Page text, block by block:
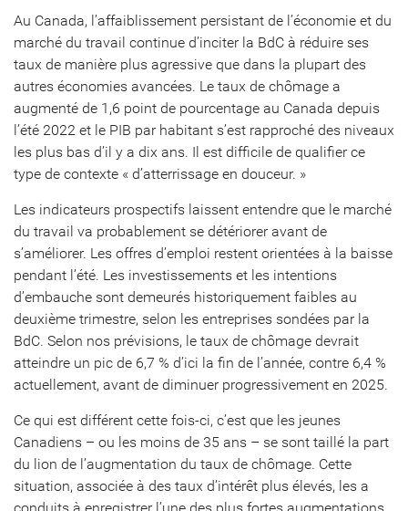
Au Canada, l’affaiblissement persistant de l’économie et du
marché du travail continue d’inciter la BdC à réduire ses
taux de manière plus agressive que dans la plupart des
autres économies avancées. Le taux de chômage a
augmenté de 1,6 point de pourcentage au Canada depuis
l’été 2022 et le PIB par habitant s’est rapproché des niveaux
les plus bas d’il y a dix ans. Il est difficile de qualifier ce
type de contexte « d’atterrissage en douceur. »
Les indicateurs prospectifs laissent entendre que le marché
du travail va probablement se détériorer avant de
s’améliorer. Les offres d’emploi restent orientées à la baisse
pendant l’été. Les investissements et les intentions
d’embauche sont demeurés historiquement faibles au
deuxième trimestre, selon les entreprises sondées par la
BdC. Selon nos prévisions, le taux de chômage devrait
atteindre un pic de 6,7 % d’ici la fin de l’année, contre 6,4 %
actuellement, avant de diminuer progressivement en 2025.
Ce qui est différent cette fois-ci, c’est que les jeunes
Canadiens – ou les moins de 35 ans – se sont taillé la part
du lion de l’augmentation du taux de chômage. Cette
situation, associée à des taux d’intérêt plus élevés, les a